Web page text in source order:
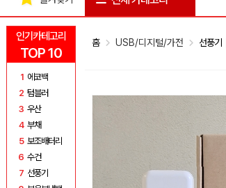
인기카테고리
TOP 10
1 에코백
2 텀블러
3 우산
4 부채
5 보조배터리
6 수건
7 선풍기
홈 USB/디지털/가전 선풍기